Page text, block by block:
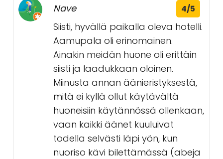
Nave 4/5
Siisti, hyvällä paikalla oleva hotelli.
Aamupala oli erinomainen.
Ainakin meidän huone oli erittäin
siisti ja laadukkaan oloinen.
Miinusta annan äänieristyksestä,
mitä ei kyllä ollut käytävältä
huoneisiin käytännössä ollenkaan,
vaan kaikki äänet kuuluivat
todella selvästi läpi yön, kun
nuoriso kävi bilettämässä (abeja